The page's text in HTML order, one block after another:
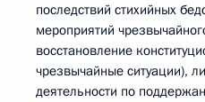
последствий стихийных
мероприятий
восстановление
чрезвычайные ситуации),
деятельности по